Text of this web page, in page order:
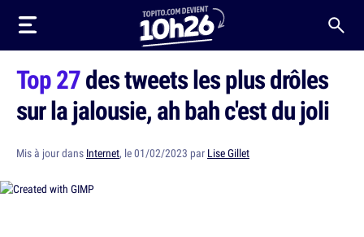
Top 27des tweets les plus drôles
sur la jalousie, ah bah c'est du joli
Mis à jour dans Internet, le 01/02/2023 par Lise Gillet